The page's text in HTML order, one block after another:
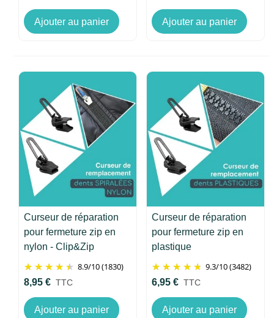
Ajouter au panier Ajouter au panier
Curseur de réparation
pour fermeture zip en
nylon - Clip&Zip
8.9/10(1830)
8,95 € TTC
Ajouter au panier
Curseur de réparation
pour fermeture zip en
plastique
9.3/10(3482)
6,95 € TTC
Ajouter au panier